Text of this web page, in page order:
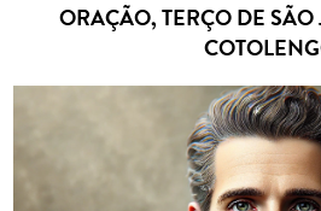
ORAÇÃO, TERÇO DE